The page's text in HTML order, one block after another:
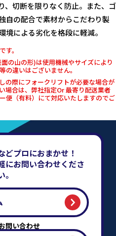
、切断を限りなく防止。また、ゴ
自の配合で素材からこだわり製
による劣化を格段に軽減。
。
の山の形)は使用機械やサイズにより
の違いはございません。
の際にフォークリフトが必要な場合が
場合は、弊社指定Or 最寄り配送業者
便（有料）にて対応いたしますのでご
どプロにおまかせ！
にお問い合わせくださ
。
問い合わせ